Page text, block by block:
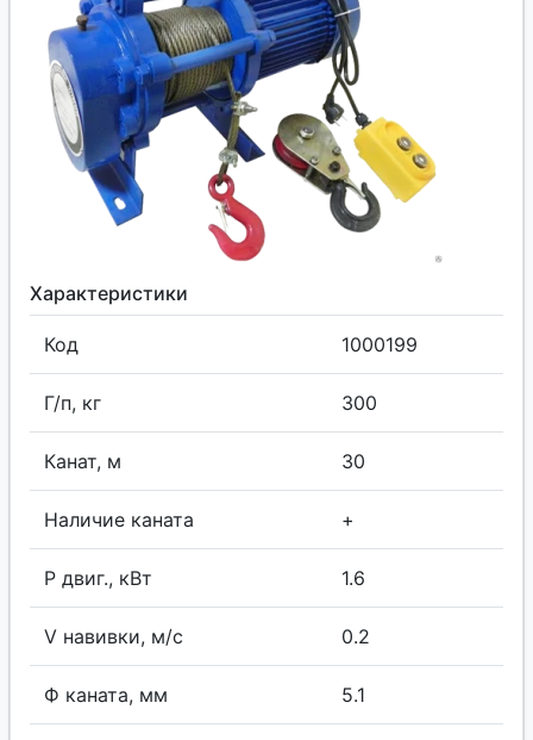
Характеристики
Код 1000199
Г/п, кг 300
Канат, м 30
Наличие каната +
P двиг., кВт 1.6
V навивки, м/с 0.2
Ф каната, мм 5.1